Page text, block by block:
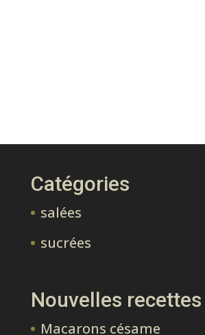
Catégories
salées
sucrées
Nouvelles recettes
Macarons césame